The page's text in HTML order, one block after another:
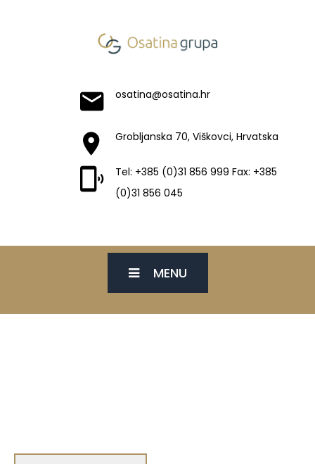
osatina@osatina.hr
Grobljanska 70, Viškovci, Hrvatska
Tel: +385 (0)31 856 999 Fax: +385
(0)31 856 045
MENU